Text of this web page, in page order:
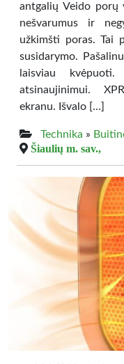
antgalių Veido porų
nešvarumus ir
užkimšti poras. Tai
susidarymo.
laisviau
atsinaujinimui.
ekranu. Išvalo […]
Technika »
Šiaulių m. sav.,